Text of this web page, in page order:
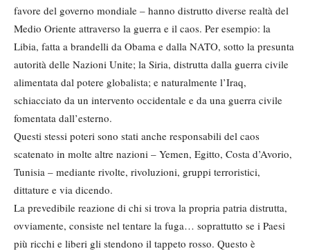
favore del governo mondiale – hanno distrutto diverse realtà del
Medio Oriente attraverso la guerra e il caos. Per esempio: la
Libia, fatta a brandelli da Obama e dalla NATO, sotto la presunta
autorità delle Nazioni Unite; la Siria, distrutta dalla guerra civile
alimentata dal potere globalista; e naturalmente l’Iraq,
schiacciato da un intervento occidentale e da una guerra civile
fomentata dall’esterno.
Questi stessi poteri sono stati anche responsabili del caos
scatenato in molte altre nazioni – Yemen, Egitto, Costa d’Avorio,
Tunisia – mediante rivolte, rivoluzioni, gruppi terroristici,
dittature e via dicendo.
La prevedibile reazione di chi si trova la propria patria distrutta,
ovviamente, consiste nel tentare la fuga… soprattutto se i Paesi
più ricchi e liberi gli stendono il tappeto rosso. Questo è